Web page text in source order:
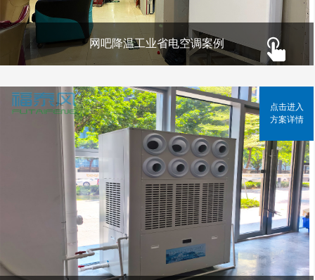
网吧降温工业省电空调案例
点击进入
方案详情